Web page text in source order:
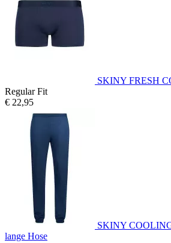
SKINY FRESH
Regular Fit
€ 22,95
SKINY
lange Hose